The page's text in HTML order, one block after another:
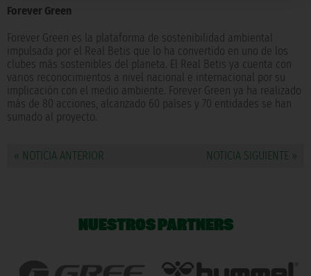
Forever Green
Forever Green es la plataforma de sostenibilidad ambiental
impulsada por el Real Betis que lo ha convertido en uno de los
clubes más sostenibles del planeta. El Real Betis ya cuenta con
varios reconocimientos a nivel nacional e internacional por su
implicación con el medio ambiente. Forever Green ya ha realizado
más de 80 acciones, alcanzado 60 países y 70 entidades se han
sumado al proyecto.
« NOTICIA ANTERIOR NOTICIA SIGUIENTE »
NUESTROS PARTNERS